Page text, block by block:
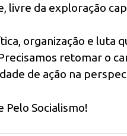
livre da exploração
organização e luta
retomar o
de ação na
Pelo Socialismo!